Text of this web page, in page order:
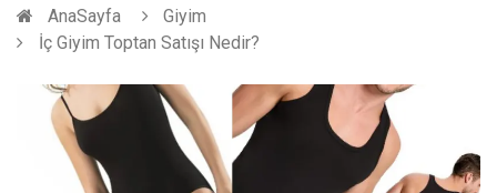
AnaSayfa
Giyim
İç Giyim Toptan Satışı Nedir?